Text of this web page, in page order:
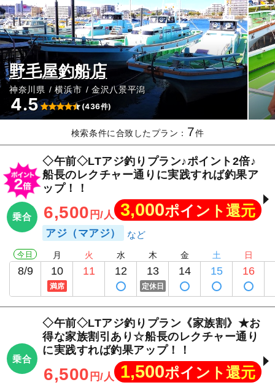
野毛屋釣船店
神奈川県 横浜市 金沢八景平潟
4.5 (436件)
検索条件に合致したプラン： 7件
乗合
◇午前◇LTアジ釣りプラン♪ポイント2倍♪
船長のレクチャー通りに実践すれば釣果ア
ップ！！
6,500 円/人 3,000ポイント還元
アジ（マアジ）
今日
8/9
月
10
満席
火
11
水
12
木
13
定休日
金
14
土
15
日
16
乗合
◇午前◇LTアジ釣りプラン《家族割》★お
得な家族割引あり☆船長のレクチャー通り
に実践すれば釣果アップ！！
6,500 円/人 1,500ポイント還元